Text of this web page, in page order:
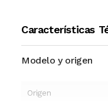
Características
Modelo y origen
Origen